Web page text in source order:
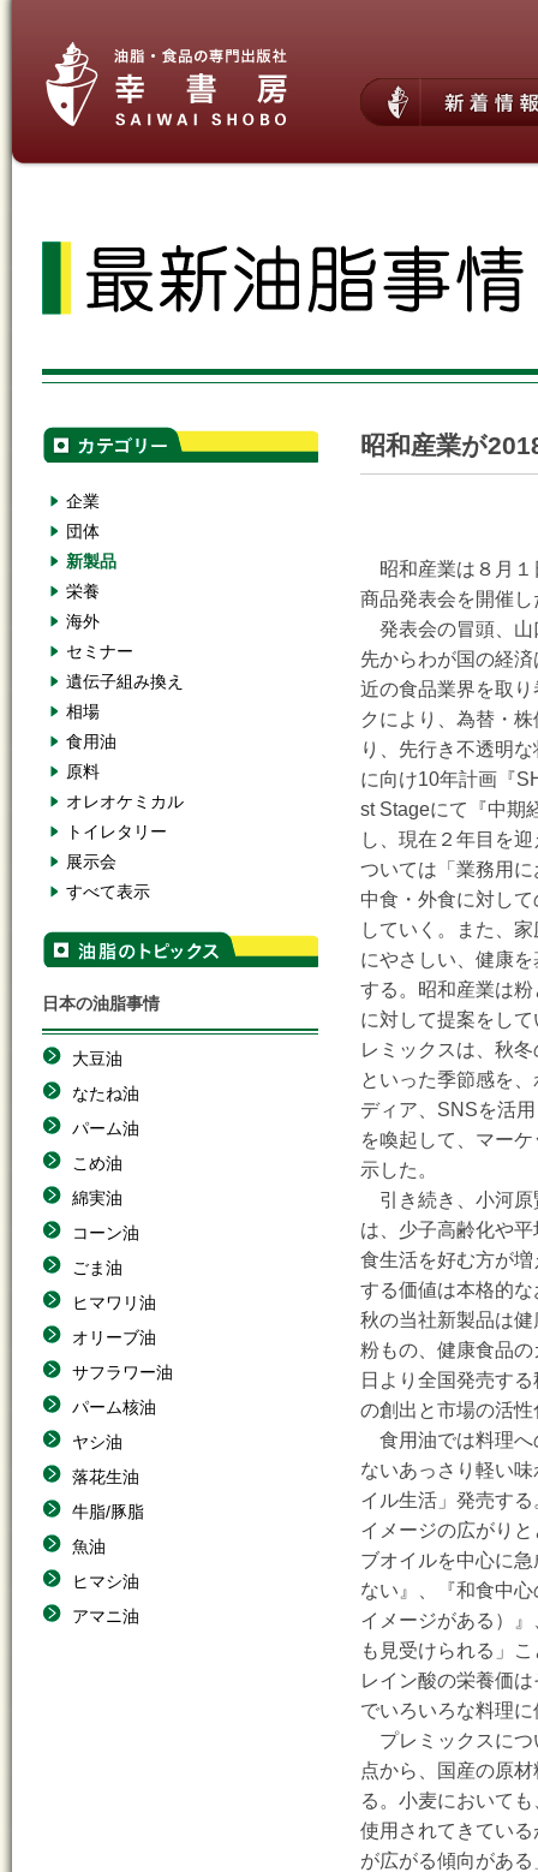
企業
団体
新製品
栄養
海外
セミナー
遺伝子組み換え
相場
食用油
原料
オレオケミカル
トイレタリー
展示会
すべて表示
日本の油脂事情
大豆油
なたね油
パーム油
こめ油
綿実油
コーン油
ごま油
ヒマワリ油
オリーブ油
サフラワー油
パーム核油
ヤシ油
落花生油
牛脂/豚脂
魚油
ヒマシ油
アマニ油
昭和産業が
昭和産業は８月１
商品発表会を開催し
発表会の冒頭、山
先からわが国の経
近の食品業界を取
クにより、為替・
り、先行き不透明
に向け10年計画『
st Stageにて『中期
し、現在２年目を
ついては「業務用
中食・外食に対し
していく。また、
にやさしい、健康
する。昭和産業は
に対して提案をし
レミックスは、秋
といった季節感を
ディア、SNSを活
を喚起して、マー
示した。
引き続き、小河原
は、少子高齢化や
食生活を好む方が
する価値は本格的
秋の当社新製品は
粉もの、健康食品
日より全国発売す
の創出と市場の活
食用油では料理へ
ないあっさり軽い
イル生活」発売す
イメージの広がり
ブオイルを中心に
ない』、『和食中
イメージがある）
も見受けられる」
レイン酸の栄養価
でいろいろな料理
プレミックスにつ
点から、国産の原
る。小麦において
使用されてきてい
が広がる傾向があ